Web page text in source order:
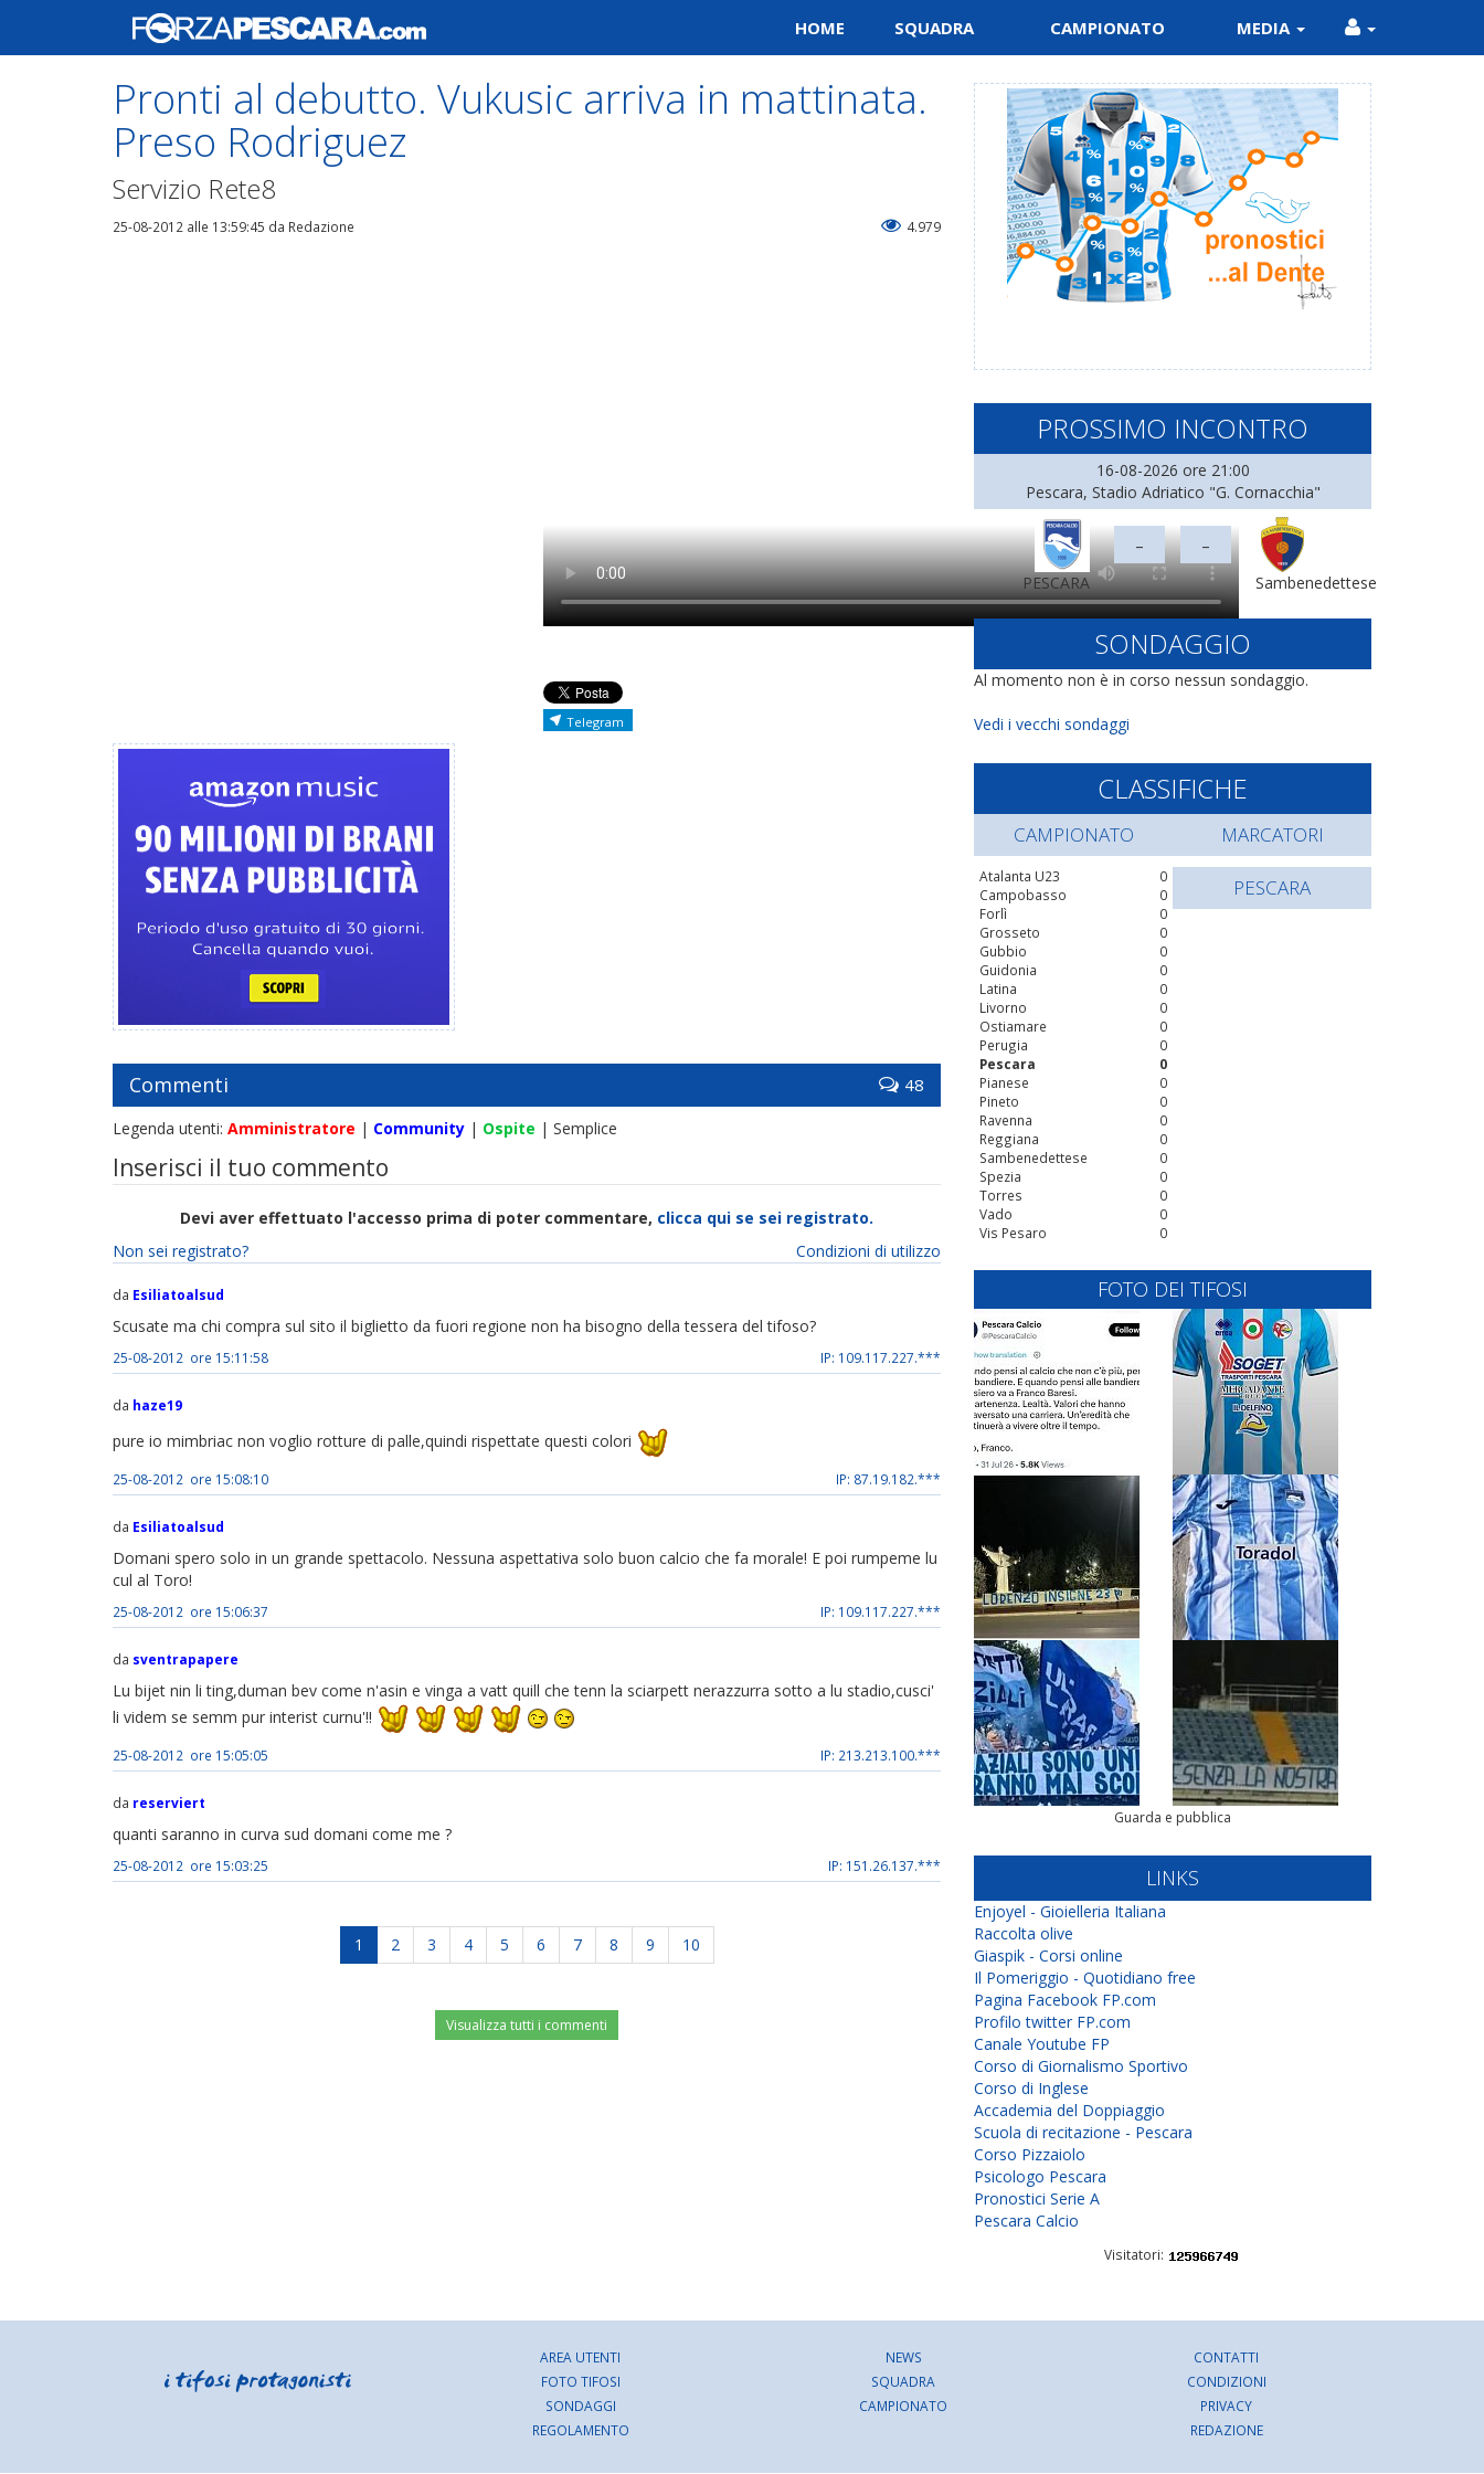
HOME SQUADRA CAMPIONATO MEDIA
Pronti al debutto. Vukusic arriva in mattinata.
Preso Rodriguez
Servizio Rete8
25-08-2012 alle 13:59:45 da Redazione 4.979
Telegram
Commenti 48
Legenda utenti: Amministratore | Community | Ospite | Semplice
Inserisci il tuo commento
Devi aver effettuato l'accesso prima di poter commentare, clicca qui se sei registrato.
Condizioni di utilizzo
Non sei registrato?
da Esiliatoalsud
Scusate ma chi compra sul sito il biglietto da fuori regione non ha bisogno della tessera del tifoso?
25-08-2012 ore 15:11:58 IP: 109.117.227.***
da haze19
pure io mimbriac non voglio rotture di palle,quindi rispettate questi colori
25-08-2012 ore 15:08:10 IP: 87.19.182.***
da Esiliatoalsud
Domani spero solo in un grande spettacolo. Nessuna aspettativa solo buon calcio che fa morale! E poi rumpeme lu
cul al Toro!
25-08-2012 ore 15:06:37 IP: 109.117.227.***
da sventrapapere
Lu bijet nin li ting,duman bev come n'asin e vinga a vatt quill che tenn la sciarpett nerazzurra sotto a lu stadio,cusci'
li videm se semm pur interist curnu'!!
25-08-2012 ore 15:05:05 IP: 213.213.100.***
da reserviert
quanti saranno in curva sud domani come me ?
25-08-2012 ore 15:03:25 IP: 151.26.137.***
1 2 3 4 5 6 7 8 9 10
Visualizza tutti i commenti
PROSSIMO INCONTRO
16-08-2026 ore 21:00
Pescara, Stadio Adriatico "G. Cornacchia"
PESCARA
- -
Sambenedettese
SONDAGGIO
Al momento non è in corso nessun sondaggio.
Vedi i vecchi sondaggi
CLASSIFICHE
CAMPIONATO
0
Atalanta U23
0
Campobasso
0
Forlì
0
Grosseto
0
Gubbio
0
Guidonia
0
Latina
0
Livorno
0
Ostiamare
0
Perugia
0
Pescara
0
Pianese
0
Pineto
0
Ravenna
0
Reggiana
0
Sambenedettese
0
Spezia
0
Torres
0
Vado
0
Vis Pesaro
MARCATORI
PESCARA
FOTO DEI TIFOSI
Guarda e pubblica
LINKS
Enjoyel - Gioielleria Italiana
Raccolta olive
Giaspik - Corsi online
Il Pomeriggio - Quotidiano free
Pagina Facebook FP.com
Profilo twitter FP.com
Canale Youtube FP
Corso di Giornalismo Sportivo
Corso di Inglese
Accademia del Doppiaggio
Scuola di recitazione - Pescara
Corso Pizzaiolo
Psicologo Pescara
Pronostici Serie A
Pescara Calcio
Visitatori:
AREA UTENTI
FOTO TIFOSI
SONDAGGI
REGOLAMENTO
NEWS
SQUADRA
CAMPIONATO
CONTATTI
CONDIZIONI
PRIVACY
REDAZIONE